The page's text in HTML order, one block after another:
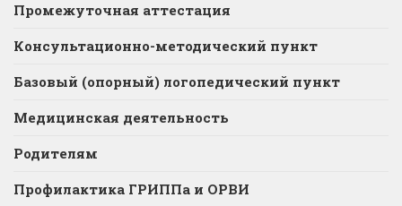
Промежуточная аттестация
Консультационно-методический пункт
Базовый (опорный) логопедический пункт
Медицинская деятельность
Родителям
Профилактика ГРИППа и ОРВИ